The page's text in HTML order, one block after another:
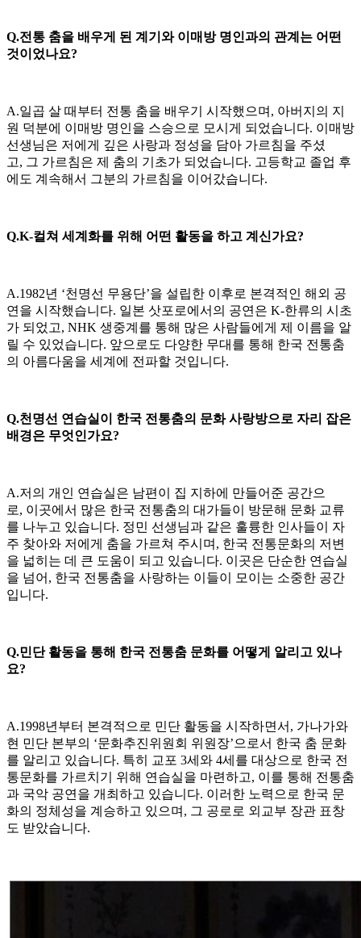
Q.전통 춤을 배우게 된 계기와 이매방 명인과의 관계는 어떤
것이었나요?
A.일곱 살 때부터 전통 춤을 배우기 시작했으며, 아버지의 지
원 덕분에 이매방 명인을 스승으로 모시게 되었습니다. 이매방
선생님은 저에게 깊은 사랑과 정성을 담아 가르침을 주셨
고, 그 가르침은 제 춤의 기초가 되었습니다. 고등학교 졸업 후
에도 계속해서 그분의 가르침을 이어갔습니다.
Q.K-컬쳐 세계화를 위해 어떤 활동을 하고 계신가요?
A.1982년 ‘천명선 무용단’을 설립한 이후로 본격적인 해외 공
연을 시작했습니다. 일본 삿포로에서의 공연은 K-한류의 시초
가 되었고, NHK 생중계를 통해 많은 사람들에게 제 이름을 알
릴 수 있었습니다. 앞으로도 다양한 무대를 통해 한국 전통춤
의 아름다움을 세계에 전파할 것입니다.
Q.천명선 연습실이 한국 전통춤의 문화 사랑방으로 자리 잡은
배경은 무엇인가요?
A.저의 개인 연습실은 남편이 집 지하에 만들어준 공간으
로, 이곳에서 많은 한국 전통춤의 대가들이 방문해 문화 교류
를 나누고 있습니다. 정민 선생님과 같은 훌륭한 인사들이 자
주 찾아와 저에게 춤을 가르쳐 주시며, 한국 전통문화의 저변
을 넓히는 데 큰 도움이 되고 있습니다. 이곳은 단순한 연습실
을 넘어, 한국 전통춤을 사랑하는 이들이 모이는 소중한 공간
입니다.
Q.민단 활동을 통해 한국 전통춤 문화를 어떻게 알리고 있나
요?
A.1998년부터 본격적으로 민단 활동을 시작하면서, 가나가와
현 민단 본부의 ‘문화추진위원회 위원장’으로서 한국 춤 문화
를 알리고 있습니다. 특히 교포 3세와 4세를 대상으로 한국 전
통문화를 가르치기 위해 연습실을 마련하고, 이를 통해 전통춤
과 국악 공연을 개최하고 있습니다. 이러한 노력으로 한국 문
화의 정체성을 계승하고 있으며, 그 공로로 외교부 장관 표창
도 받았습니다.